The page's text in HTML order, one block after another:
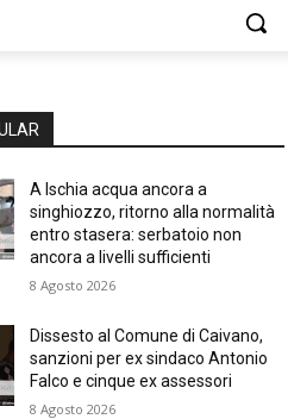
A Ischia acqua ancora a
singhiozzo, ritorno alla normalità
entro stasera: serbatoio non
ancora a livelli sufficienti
8 Agosto 2026
Dissesto al Comune di Caivano,
sanzioni per ex sindaco Antonio
Falco e cinque ex assessori
8 Agosto 2026